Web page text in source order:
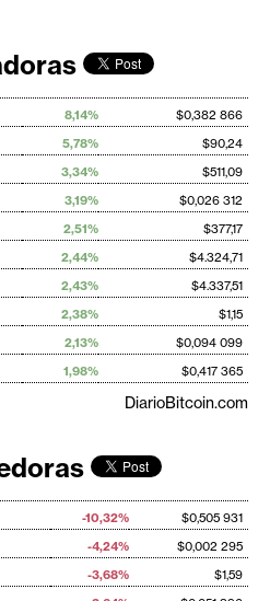
8,14%
$0,382 866
5,78%
$90,24
3,34%
$511,09
3,19%
$0,026 312
2,51%
$377,17
2,44%
$4.324,71
2,43%
$4.337,51
2,38%
$1,15
2,13%
$0,094 099
1,98% $0,417 365
DiarioBitcoin.com
-10,32%
$0,505 931
-4,24%
$0,002 295
-3,68%
$1,59